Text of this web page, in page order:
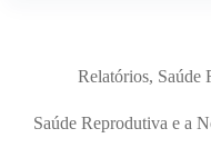
Relatórios, Saúde
Saúde Reprodutiva e a